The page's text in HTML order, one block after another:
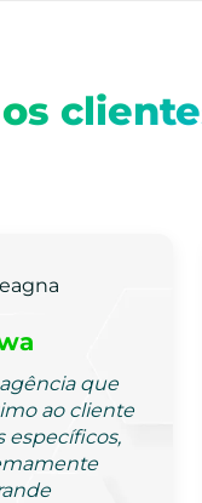
que
ao cliente
específicos,